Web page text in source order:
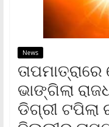
News
ତାପମାତ୍ରାରେ
ଭାଙ୍ଗିଲା
ଡିଗ୍ରୀ ଟପିଲା